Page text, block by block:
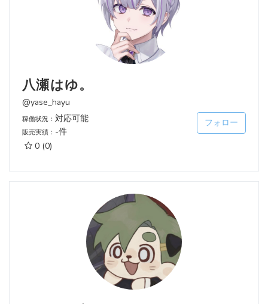
八瀬はゆ。
@yase_hayu
稼働状況： 対応可能
販売実績： -件
0 (0)
フォロー